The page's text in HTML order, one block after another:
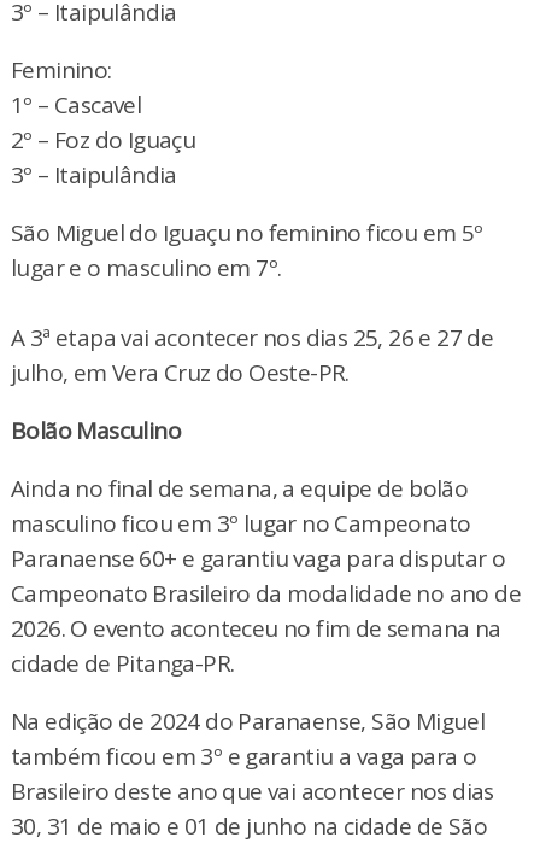
3º – Itaipulândia
Feminino:
1º – Cascavel
2º – Foz do Iguaçu
3º – Itaipulândia
São Miguel do Iguaçu no feminino ficou em 5º
lugar e o masculino em 7º.
A 3ª etapa vai acontecer nos dias 25, 26 e 27 de
julho, em Vera Cruz do Oeste-PR.
Bolão Masculino
Ainda no final de semana, a equipe de bolão
masculino ficou em 3º lugar no Campeonato
Paranaense 60+ e garantiu vaga para disputar o
Campeonato Brasileiro da modalidade no ano de
2026. O evento aconteceu no fim de semana na
cidade de Pitanga-PR.
Na edição de 2024 do Paranaense, São Miguel
também ficou em 3º e garantiu a vaga para o
Brasileiro deste ano que vai acontecer nos dias
30, 31 de maio e 01 de junho na cidade de São